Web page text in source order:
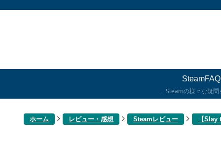
SteamFAQ
Steamの様々な疑問
ホーム レビュー・感想 Steamレビュー 【